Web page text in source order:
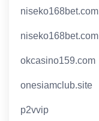
niseko168bet.com
niseko168bet.com
okcasino159.com
onesiamclub.site
p2vvip